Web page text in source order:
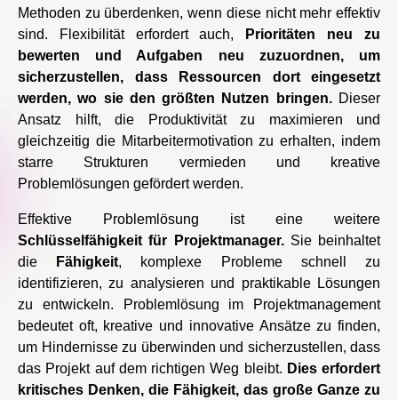
Methoden zu überdenken, wenn diese nicht mehr effektiv
sind. Flexibilität erfordert auch,
Prioritäten neu zu
bewerten und Aufgaben neu zuzuordnen, um
sicherzustellen, dass Ressourcen dort eingesetzt
werden, wo sie den größten Nutzen bringen.Dieser
Ansatz hilft, die Produktivität zu maximieren und
gleichzeitig die Mitarbeitermotivation zu erhalten, indem
starre Strukturen vermieden und kreative
Problemlösungen gefördert werden.
Effektive Problemlösung ist eine weitere
Schlüsselfähigkeit für Projektmanager.Sie beinhaltet
die
Fähigkeit, komplexe Probleme schnell zu
identifizieren, zu analysieren und praktikable Lösungen
zu entwickeln. Problemlösung im Projektmanagement
bedeutet oft, kreative und innovative Ansätze zu finden,
um Hindernisse zu überwinden und sicherzustellen, dass
das Projekt auf dem richtigen Weg bleibt. Dies erfordert
kritisches Denken, die Fähigkeit, das große Ganze zu